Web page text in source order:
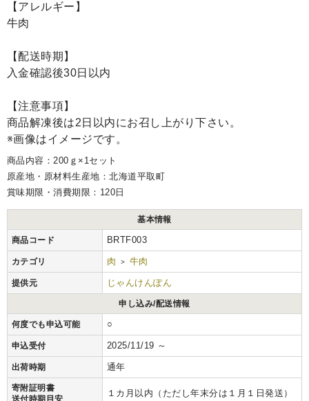
【アレルギー】
牛肉
【配送時期】
入金確認後30日以内
【注意事項】
商品解凍後は2日以内にお召し上がり下さい。
※画像はイメージです。
商品内容：200ｇ×1セット
原産地・原材料生産地：北海道平取町
賞味期限・消費期限：120日
基本情報
商品コード BRTF003
カテゴリ 肉 > 牛肉
提供元 じゃんけんぽん
申し込み/配送情報
何度でも申込可能 ○
申込受付 2025/11/19 ～
出荷時期 通年
寄附証明書
送付時期目安
１カ月以内（ただし年末分は１月１日発送）